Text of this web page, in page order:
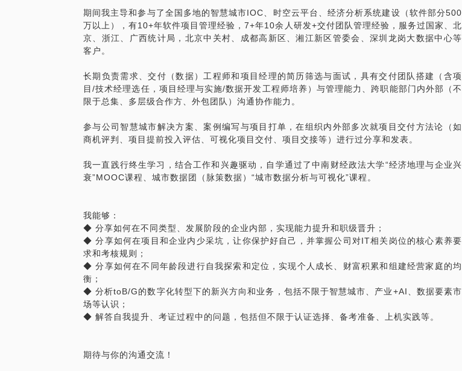
期间我主导和参与了全国多地的智慧城市IOC、时空云平台、经济分析系统建设（软件部分500
万以上），有10+年软件项目管理经验，7+年10余人研发+交付团队管理经验，服务过国家、北
京、浙江、广西统计局，北京中关村、成都高新区、湘江新区管委会、深圳龙岗大数据中心等
客户。
长期负责需求、交付（数据）工程师和项目经理的简历筛选与面试，具有交付团队搭建（含项
目/技术经理选任，项目经理与实施/数据开发工程师培养）与管理能力、跨职能部门内外部（不
限于总集、多层级合作方、外包团队）沟通协作能力。
参与公司智慧城市解决方案、案例编写与项目打单，在组织内外部多次就项目交付方法论（如
商机评判、项目提前投入评估、可视化项目交付、项目交接等）进行过分享和发表。
我一直践行终生学习，结合工作和兴趣驱动，自学通过了中南财经政法大学“经济地理与企业兴
衰”MOOC课程、城市数据团（脉策数据）“城市数据分析与可视化”课程。
我能够：
◆ 分享如何在不同类型、发展阶段的企业内部，实现能力提升和职级晋升；
◆ 分享如何在项目和企业内少采坑，让你保护好自己，并掌握公司对IT相关岗位的核心素养要
求和考核规则；
◆ 分享如何在不同年龄段进行自我探索和定位，实现个人成长、财富积累和组建经营家庭的均
衡；
◆ 分析toB/G的数字化转型下的新兴方向和业务，包括不限于智慧城市、产业+AI、数据要素市
场等认识；
◆ 解答自我提升、考证过程中的问题，包括但不限于认证选择、备考准备、上机实践等。
期待与你的沟通交流！